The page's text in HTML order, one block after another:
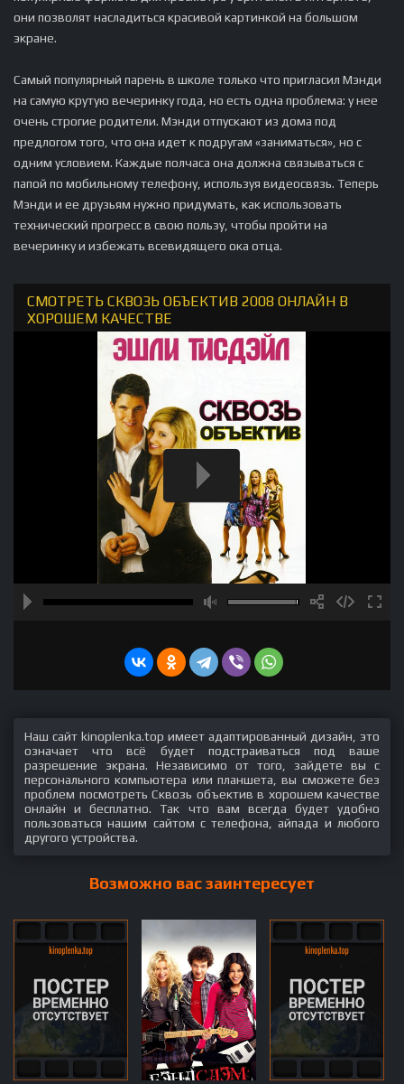
они позволят насладиться красивой картинкой на большом
экране.
Самый популярный парень в школе только что пригласил Мэнди
на самую крутую вечеринку года, но есть одна проблема: у нее
очень строгие родители. Мэнди отпускают из дома под
предлогом того, что она идет к подругам «заниматься», но с
одним условием. Каждые полчаса она должна связываться с
папой по мобильному телефону, используя видеосвязь. Теперь
Мэнди и ее друзьям нужно придумать, как использовать
технический прогресс в свою пользу, чтобы пройти на
вечеринку и избежать всевидящего ока отца.
СМОТРЕТЬ СКВОЗЬ ОБЪЕКТИВ 2008 ОНЛАЙН В
ХОРОШЕМ КАЧЕСТВЕ
Наш сайт kinoplenka.top имеет адаптированный дизайн, это
означает что всё будет подстраиваться под ваше
разрешение экрана. Независимо от того, зайдете вы с
персонального компьютера или планшета, вы сможете без
проблем посмотреть Сквозь объектив в хорошем качестве
онлайн и бесплатно. Так что вам всегда будет удобно
пользоваться нашим сайтом с телефона, айпада и любого
другого устройства.
Возможно вас заинтересует